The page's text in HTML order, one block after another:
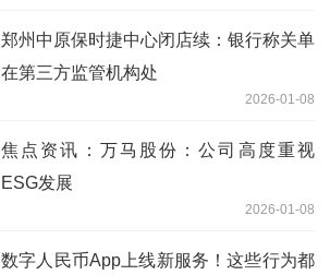
郑州中原保时捷中心闭店续：银行称关单
在第三方监管机构处
2026-01-08
焦点资讯：万马股份：公司高度重视
ESG发展
2026-01-08
数字人民币App上线新服务！这些行为都